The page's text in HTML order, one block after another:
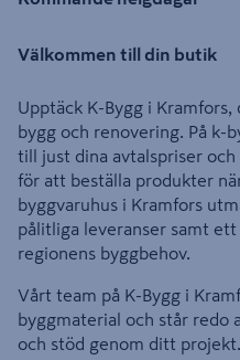
Välkommen till din butik
Upptäck K-Bygg i
bygg och renovering. På k-
till just dina avtalspriser
för att beställa produkter
byggvaruhus i Kramfors
pålitliga leveranser samt
regionens byggbehov.
Vårt team på K-Bygg i
byggmaterial och står redo
och stöd genom ditt